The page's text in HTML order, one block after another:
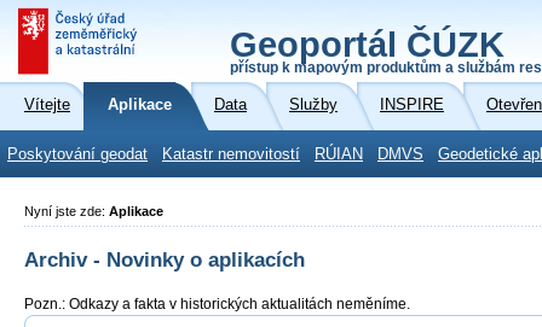
Geoportál ČÚZK
přístup k mapovým produktům a službám
Vítejte Aplikace Data Služby INSPIRE
Poskytování geodat Katastr nemovitostí RÚIAN DMVS Geodetické
Nyní jste zde: Aplikace
Archiv - Novinky o aplikacích
Pozn.: Odkazy a fakta v historických aktualitách neměníme.